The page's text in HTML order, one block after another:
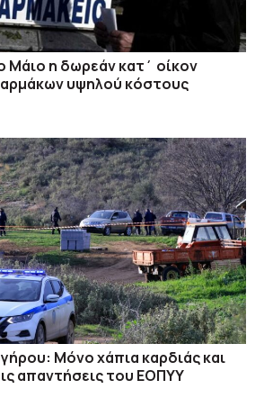
η δωρεάν κατ΄ οίκον
υψηλού κόστους
Μόνο χάπια καρδιάς και
απαντήσεις του ΕΟΠΥΥ